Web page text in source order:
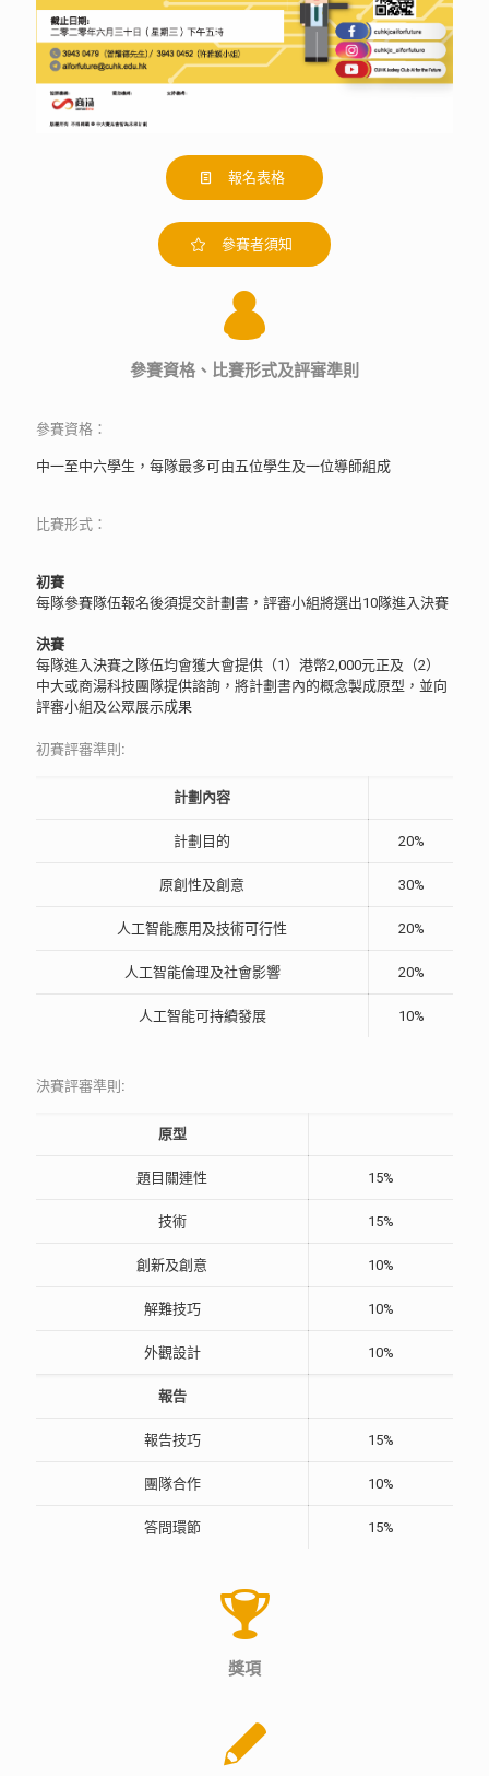
報名表格
參賽者須知
參賽資格、比賽形式及評審準則
參賽資格：
中一至中六學生，每隊最多可由五位學生及一位導師組成
比賽形式：
初賽
每隊參賽隊伍報名後須提交計劃書，評審小組將選出10隊進入決賽
決賽
每隊進入決賽之隊伍均會獲大會提供（1）港幣2,000元正及（2）
中大或商湯科技團隊提供諮詢，將計劃書內的概念製成原型，並向
評審小組及公眾展示成果
初賽評審準則:
計劃內容
計劃目的 20%
原創性及創意 30%
人工智能應用及技術可行性 20%
人工智能倫理及社會影響 20%
人工智能可持續發展 10%
決賽評審準則:
原型
題目關連性 15%
技術 15%
創新及創意 10%
解難技巧 10%
外觀設計 10%
報告
報告技巧 15%
團隊合作 10%
答問環節 15%
獎項